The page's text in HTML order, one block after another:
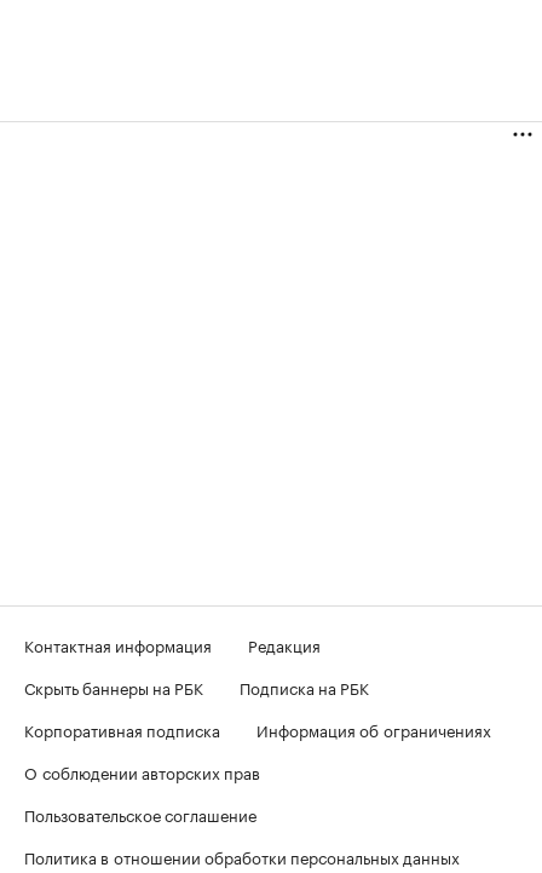
Контактная информация
Редакция
Скрыть баннеры на РБК
Подписка на РБК
Корпоративная подписка
Информация об ограничениях
О соблюдении авторских прав
Пользовательское соглашение
Политика в отношении обработки персональных данных